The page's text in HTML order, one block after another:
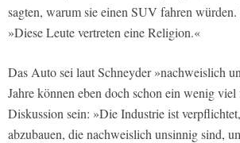
sagten, warum sie einen SUV fahren würden.
»Diese Leute vertreten eine Religion.«
Das Auto sei laut Schneyder »nachweislich
Jahre können eben doch schon ein wenig
Diskussion sein: »Die Industrie ist
abzubauen, die nachweislich unsinnig sind,